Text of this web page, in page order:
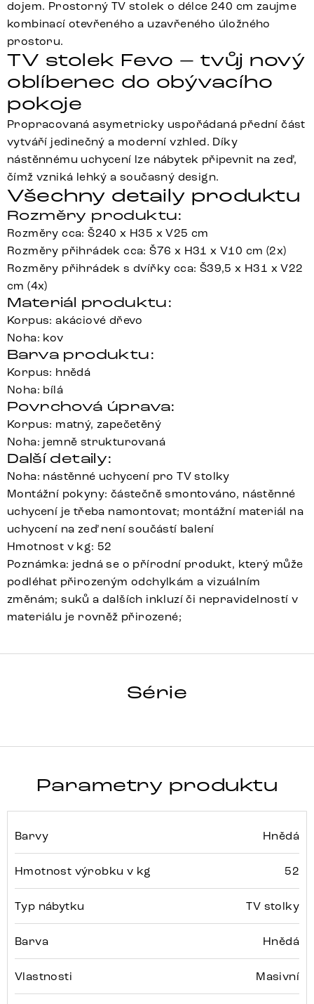
dojem. Prostorný TV stolek o délce 240 cm zaujme
kombinací otevřeného a uzavřeného úložného
prostoru.
TV stolek Fevo – tvůj nový
oblíbenec do obývacího
pokoje
Propracovaná asymetricky uspořádaná přední část
vytváří jedinečný a moderní vzhled. Díky
nástěnnému uchycení lze nábytek připevnit na zeď,
čímž vzniká lehký a současný design.
Všechny detaily produktu
Rozměry produktu:
Rozměry cca: Š240 x H35 x V25 cm
Rozměry přihrádek cca: Š76 x H31 x V10 cm (2x)
Rozměry přihrádek s dvířky cca: Š39,5 x H31 x V22
cm (4x)
Materiál produktu:
Korpus: akáciové dřevo
Noha: kov
Barva produktu:
Korpus: hnědá
Noha: bílá
Povrchová úprava:
Korpus: matný, zapečetěný
Noha: jemně strukturovaná
Další detaily:
Noha: nástěnné uchycení pro TV stolky
Montážní pokyny: částečně smontováno, nástěnné
uchycení je třeba namontovat; montážní materiál na
uchycení na zeď není součástí balení
Hmotnost v kg: 52
Poznámka: jedná se o přírodní produkt, který může
podléhat přirozeným odchylkám a vizuálním
změnám; suků a dalších inkluzí či nepravidelností v
materiálu je rovněž přirozené;
Série
Parametry produktu
Barvy Hnědá
Hmotnost výrobku v kg 52
Typ nábytku TV stolky
Barva Hnědá
Vlastnosti Masivní